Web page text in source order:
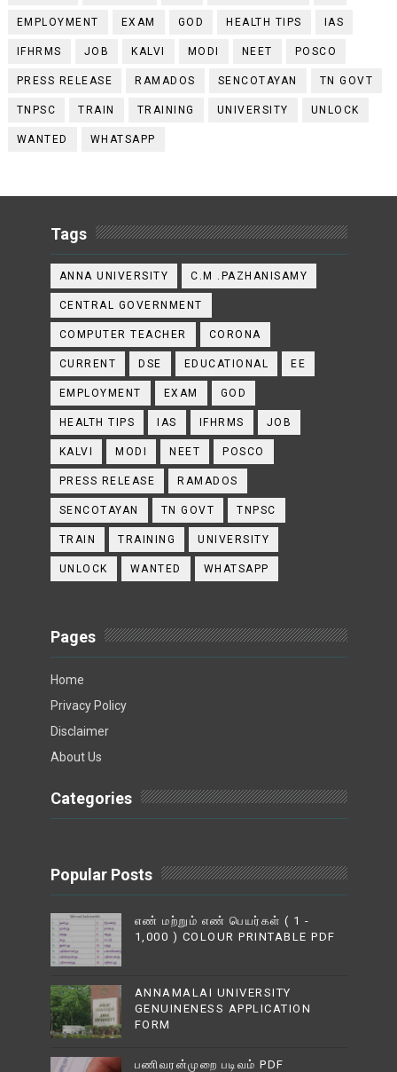
EMPLOYMENT EXAM GOD HEALTH TIPS IAS
IFHRMS JOB KALVI MODI NEET POSCO
PRESS RELEASE RAMADOS SENCOTAYAN TN GOVT
TNPSC TRAIN TRAINING UNIVERSITY UNLOCK
WANTED WHATSAPP
Tags
ANNA UNIVERSITY C.M .PAZHANISAMY
CENTRAL GOVERNMENT
COMPUTER TEACHER CORONA
CURRENT DSE EDUCATIONAL EE
EMPLOYMENT EXAM GOD
HEALTH TIPS IAS IFHRMS JOB
KALVI MODI NEET POSCO
PRESS RELEASE RAMADOS
SENCOTAYAN TN GOVT TNPSC
TRAIN TRAINING UNIVERSITY
UNLOCK WANTED WHATSAPP
Pages
Home
Privacy Policy
Disclaimer
About Us
Categories
Popular Posts
எண் மற்றும் எண் பெயர்கள் ( 1 -
1,000 ) COLOUR PRINTABLE PDF
ANNAMALAI UNIVERSITY
GENUINENESS APPLICATION
FORM
பணிவரன்முறை படிவம் PDF